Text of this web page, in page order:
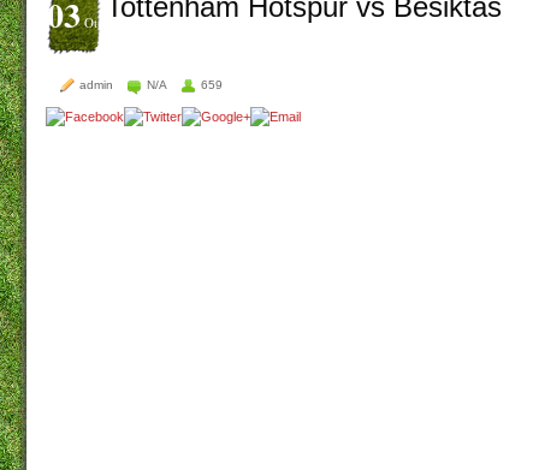
03Ott Tottenham Hotspur vs Besiktas
admin N/A 659